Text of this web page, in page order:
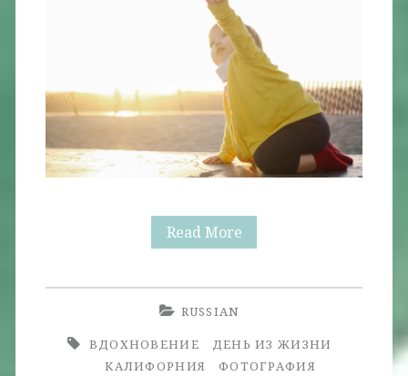
Read MoreЗолотая
RUSSIAN
ВДОХНОВЕНИЕ
ДЕНЬ ИЗ ЖИЗНИ
КАЛИФОРНИЯ
ФОТОГРАФИЯ